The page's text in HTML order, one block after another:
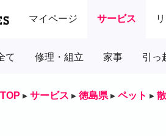
マイページ サービス
て 修理・組立 家事 引っ
TOP ▸ サービス ▸ 徳島県 ▸ ペット ▸